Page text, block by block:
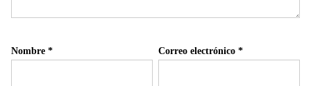
Nombre * Correo electrónico*